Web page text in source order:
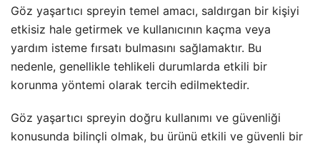
Göz yaşartıcı spreyin temel amacı, saldırgan bir kişiyi
etkisiz hale getirmek ve kullanıcının kaçma veya
yardım isteme fırsatı bulmasını sağlamaktır. Bu
nedenle, genellikle tehlikeli durumlarda etkili bir
korunma yöntemi olarak tercih edilmektedir.
Göz yaşartıcı spreyin doğru kullanımı ve güvenliği
konusunda bilinçli olmak, bu ürünü etkili ve güvenli bir